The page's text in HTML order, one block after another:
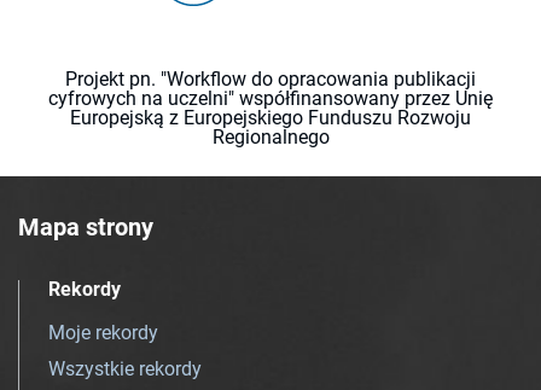
Projekt pn. "Workflow do opracowania publikacji
cyfrowych na uczelni" współfinansowany przez Unię
Europejską z Europejskiego Funduszu Rozwoju
Regionalnego
Mapa strony
Rekordy
Moje rekordy
Wszystkie rekordy